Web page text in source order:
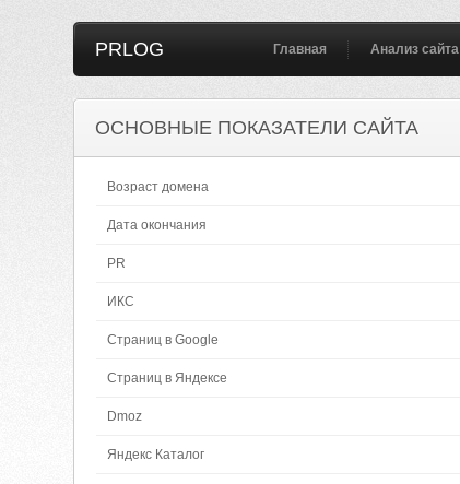
PRLOG Главная Анализ сайта
ОСНОВНЫЕ ПОКАЗАТЕЛИ САЙТА
Возраст домена
Дата окончания
PR
ИКС
Страниц в Google
Страниц в Яндексе
Dmoz
Яндекс Каталог